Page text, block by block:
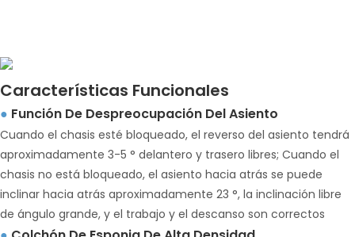
Características Funcionales
● Función De Despreocupación Del Asiento
Cuando el chasis esté bloqueado, el reverso del asiento tendrá
aproximadamente 3-5 ° delantero y trasero libres; Cuando el
chasis no está bloqueado, el asiento hacia atrás se puede
inclinar hacia atrás aproximadamente 23 °, la inclinación libre
de ángulo grande, y el trabajo y el descanso son correctos